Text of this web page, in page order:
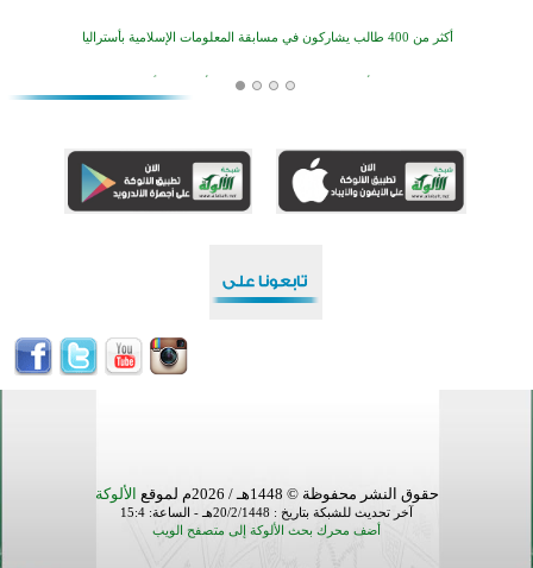
أكثر من 400 طالب يشاركون في مسابقة المعلومات الإسلامية بأستراليا
افتتاح تاريخي لأول مسجد في بلييفليا بالجبل الأسود منذ أكثر من قرن
أكبر مشروع إسلامي في ريف أستراليا يفتتح أبوابه بعد سنوات من العمل والعطاء
اختتام منافسات قرآنية متميزة في بنغلاديش بمشاركة 3000 متسابق
حقوق النشر محفوظة © 1448هـ / 2026م لموقع الألوكة
آخر تحديث للشبكة بتاريخ : 20/2/1448هـ - الساعة: 15:4
أضف محرك بحث الألوكة إلى متصفح الويب